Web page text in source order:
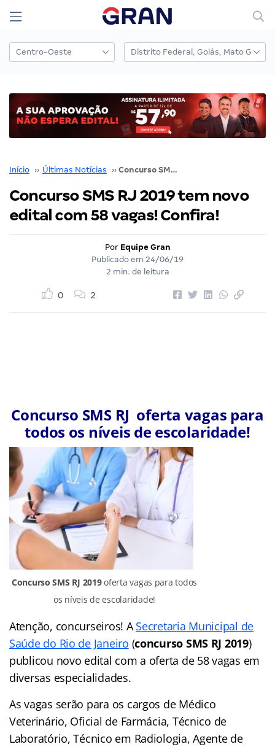
Início ›› Últimas Notícias ›› Concurso SMS RJ 2019 tem novo edital com 58 vagas! Confira!
Concurso SMS RJ 2019 tem novo
edital com 58 vagas! Confira!
Por Equipe Gran
Publicado em 24/06/19
2 min. de leitura
0 2
Concurso SMS RJ oferta vagas para
todos os níveis de escolaridade!
Concurso SMS RJ 2019oferta vagas para todos
os níveis de escolaridade!
Atenção, concurseiros! ASecretaria Municipal de
Saúde do Rio de Janeiro (concurso SMS RJ 2019)
publicou novo edital com a oferta de 58 vagas em
diversas especialidades.
As vagas serão para os cargos de Médico
Veterinário, Oficial de Farmácia, Técnico de
Laboratório, Técnico em Radiologia, Agente de